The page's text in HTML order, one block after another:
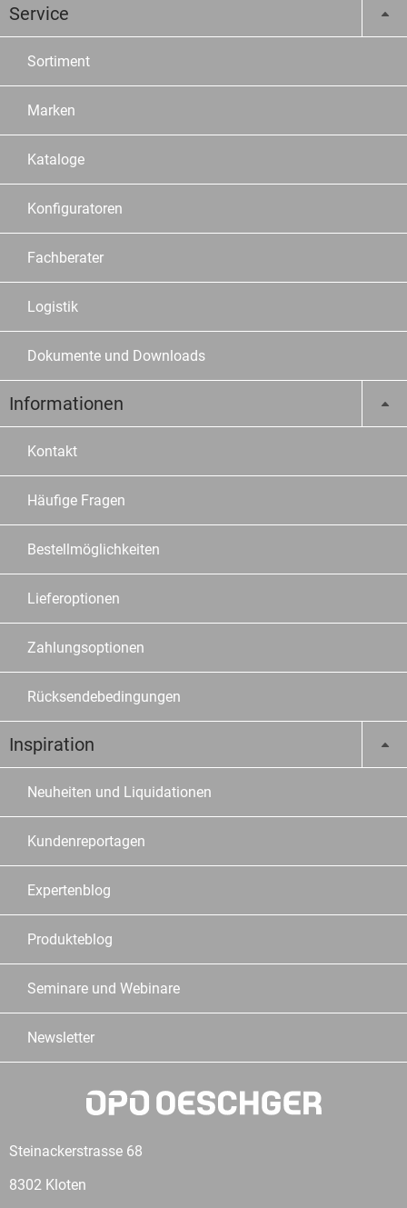
Service
Sortiment
Marken
Kataloge
Konfiguratoren
Fachberater
Logistik
Dokumente und Downloads
Informationen
Kontakt
Häufige Fragen
Bestellmöglichkeiten
Lieferoptionen
Zahlungsoptionen
Rücksendebedingungen
Inspiration
Neuheiten und Liquidationen
Kundenreportagen
Expertenblog
Produkteblog
Seminare und Webinare
Newsletter
Steinackerstrasse 68
8302 Kloten